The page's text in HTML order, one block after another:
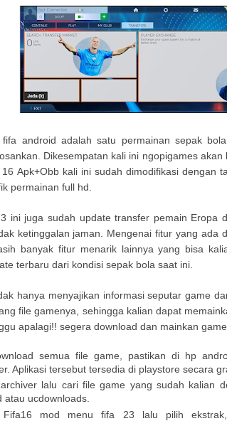
android adalah satu permainan sepak
Dikesempatan kali ini ngopigames
Apk+Obb kali ini sudah dimodifikasi dengan
permainan full hd.
ini juga sudah update transfer pemain Eropa
ketinggalan jaman. Mengenai fitur yang ada
banyak fitur menarik lainnya yang bisa
terbaru dari kondisi sepak bola saat ini.
hanya menyajikan informasi seputar game
file gamenya, sehingga kalian dapat
apalagi!! segera download dan mainkan
semua file game, pastikan di hp
Aplikasi tersebut tersedia di playstore secara
lalu cari file game yang sudah kalian
atau ucdownloads.
mod menu fifa 23 lalu pilih